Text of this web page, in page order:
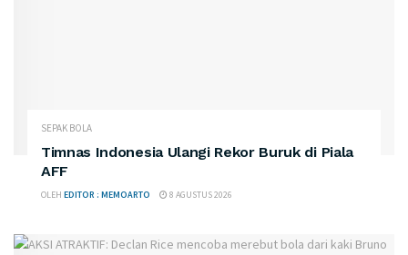
SEPAK BOLA
Timnas Indonesia Ulangi Rekor Buruk di Piala
AFF
OLEH EDITOR : MEMOARTO 8 AGUSTUS 2026